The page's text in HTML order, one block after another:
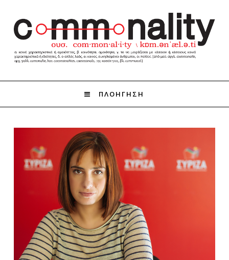
ΠΛΟΗΓΗΣΗ